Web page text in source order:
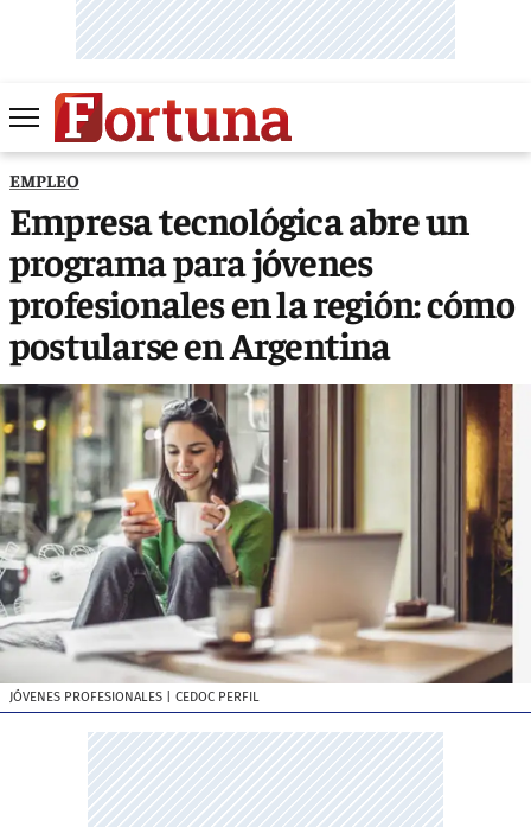
EMPLEO
Empresa tecnológica abre un
programa para jóvenes
profesionales en la región: cómo
postularse en Argentina
JÓVENES PROFESIONALES | CEDOC PERFIL